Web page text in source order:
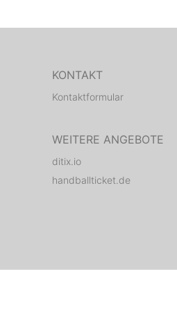
KONTAKT
Kontaktformular
WEITERE ANGEBOTE
ditix.io
handballticket.de